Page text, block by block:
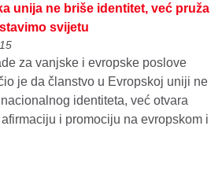
unija ne briše identitet, već pruža
svijetu
za vanjske i evropske poslove
je da članstvo u Evropskoj uniji ne
identiteta, već otvara
i promociju na evropskom i